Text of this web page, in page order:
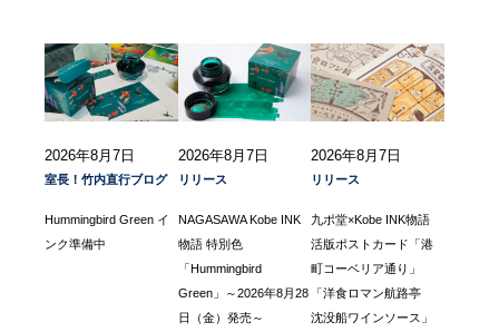
2026年8月7日
室長！竹内直行ブログ
Hummingbird Green イ
ンク準備中
2026年8月7日
リリース
NAGASAWA Kobe INK
物語 特別色
「Hummingbird
Green」～2026年8月28
日（金）発売～
2026年8月7日
リリース
九ポ堂×Kobe INK物語
活版ポストカード「港
町コーベリア通り」
「洋食ロマン航路亭
沈没船ワインソース」